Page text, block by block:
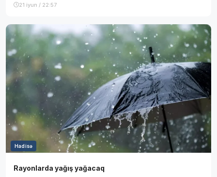
21 iyun / 22:57
Hadisə
Rayonlarda yağış yağacaq